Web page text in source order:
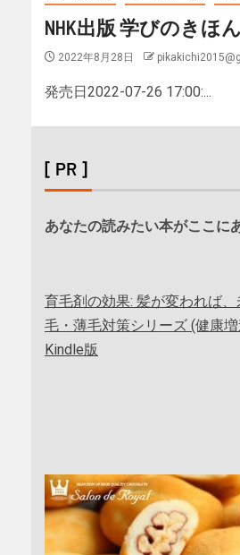
NHK出版 学びのきほん
2022年8月28日
発売日2022-07-26 17:00:...
[ PR ]
あなたの読みたい本がここに
育毛剤の効果: 髪が変われば
毛・薄毛対策シリーズ (健康
Kindle版